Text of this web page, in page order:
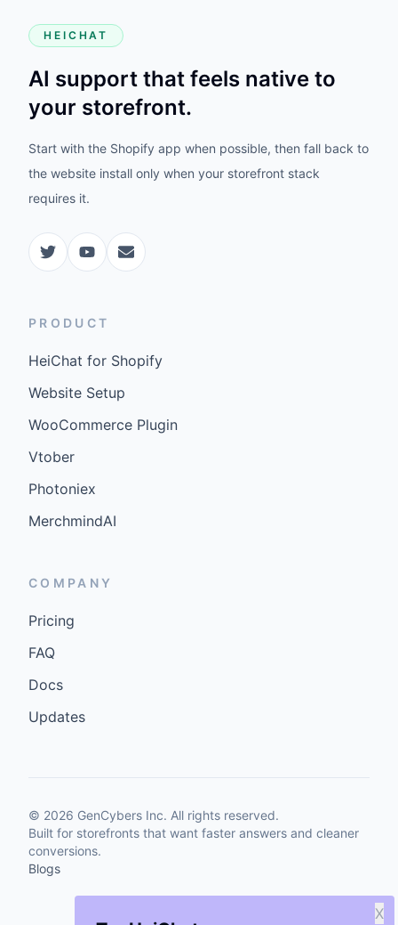
X
HEICHAT
AI support that feels native to
your storefront.
Start with the Shopify app when possible, then fall back to
the website install only when your storefront stack
requires it.
PRODUCT
HeiChat for Shopify
Website Setup
WooCommerce Plugin
Vtober
Photoniex
MerchmindAI
COMPANY
Pricing
FAQ
Docs
Updates
© 2026 GenCybers Inc. All rights reserved.
Built for storefronts that want faster answers and cleaner
conversions.
Blogs